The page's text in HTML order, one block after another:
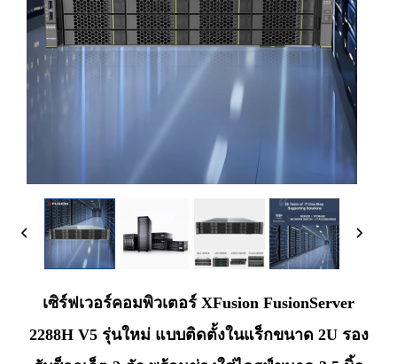
เซิร์ฟเวอร์คอมพิวเตอร์ XFusion FusionServer
2288H V5 รุ่นใหม่ แบบติดตั้งในแร็กขนาด 2U รอง